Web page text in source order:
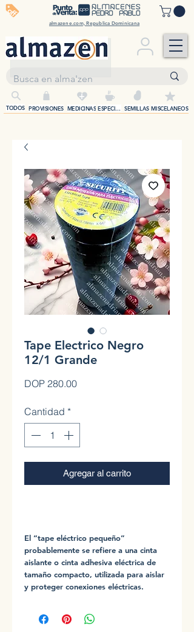
almazene.com, Republica Dominicana
off
+
PROVISIONES MEDICINAS SEMILLAS
ESPECIAS MISCELANEOS
TODOS
Tape Electrico Negro
12/1 Grande
DOP 280.00Precio
Cantidad *
Agregar al carrito
El “tape eléctrico pequeño”
probablemente se refiere a una cinta
aislante o cinta adhesiva eléctrica de
tamaño compacto, utilizada para aislar
y proteger conexiones eléctricas.